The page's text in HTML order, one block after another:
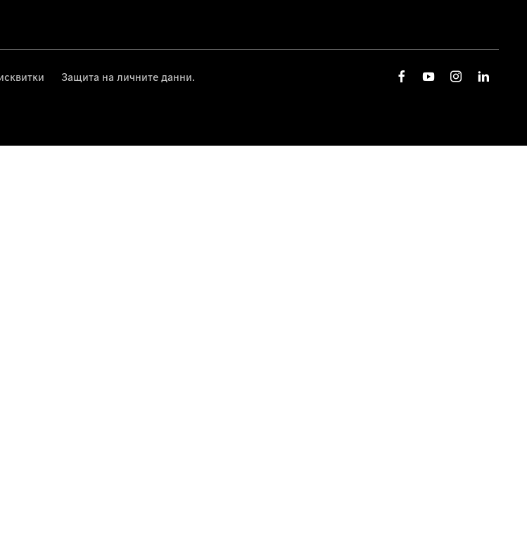
Защита на личните данни.